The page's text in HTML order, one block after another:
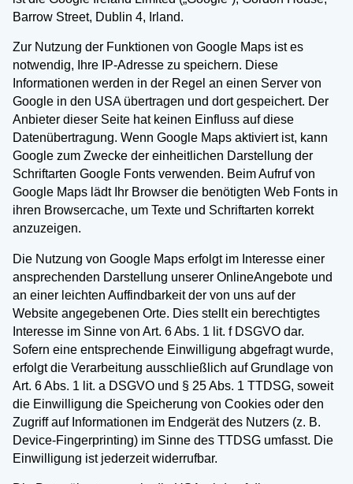
Barrow Street, Dublin 4, Irland.
Zur Nutzung der Funktionen von Google Maps ist es
notwendig, Ihre IP-Adresse zu speichern. Diese
Informationen werden in der Regel an einen Server von
Google in den USA übertragen und dort gespeichert. Der
Anbieter dieser Seite hat keinen Einfluss auf diese
Datenübertragung. Wenn Google Maps aktiviert ist, kann
Google zum Zwecke der einheitlichen Darstellung der
Schriftarten Google Fonts verwenden. Beim Aufruf von
Google Maps lädt Ihr Browser die benötigten Web Fonts in
ihren Browsercache, um Texte und Schriftarten korrekt
anzuzeigen.
Die Nutzung von Google Maps erfolgt im Interesse einer
ansprechenden Darstellung unserer OnlineAngebote und
an einer leichten Auffindbarkeit der von uns auf der
Website angegebenen Orte. Dies stellt ein berechtigtes
Interesse im Sinne von Art. 6 Abs. 1 lit. f DSGVO dar.
Sofern eine entsprechende Einwilligung abgefragt wurde,
erfolgt die Verarbeitung ausschließlich auf Grundlage von
Art. 6 Abs. 1 lit. a DSGVO und § 25 Abs. 1 TTDSG, soweit
die Einwilligung die Speicherung von Cookies oder den
Zugriff auf Informationen im Endgerät des Nutzers (z. B.
Device-Fingerprinting) im Sinne des TTDSG umfasst. Die
Einwilligung ist jederzeit widerrufbar.